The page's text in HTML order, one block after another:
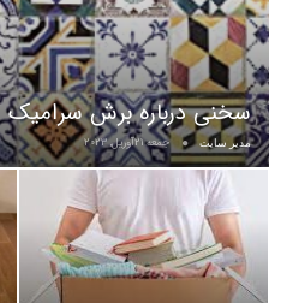
سخنی درباره برش سرامیک
مدیر سایت جمعه 21آوریل, 2023